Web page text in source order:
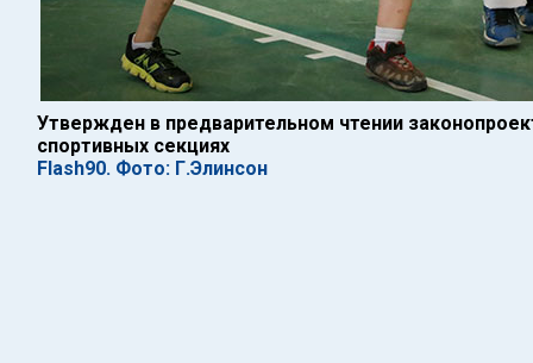
Утвержден в предварительном чтении
спортивных секциях
Flash90. Фото: Г.Элинсон